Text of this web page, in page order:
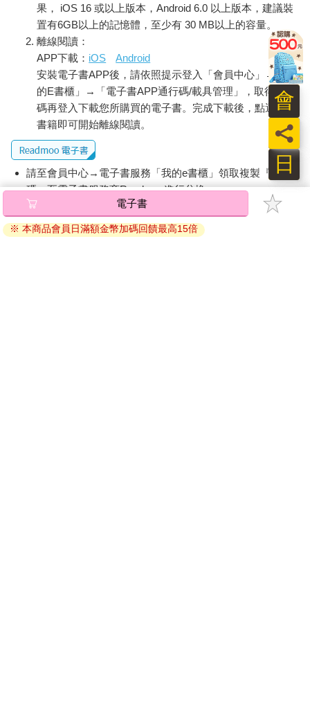
果， iOS 16 或以上版本，Android 6.0 以上版本，建議裝
置有6GB以上的記憶體，至少有 30 MB以上的容量。
離線閱讀：
APP下載： iOS
Android
安裝電子書APP後，請依照提示登入「會員中心」→「我
的E書櫃」→「電子書APP通行碼/載具管理」，取得通行
碼再登入下載您所購買的電子書。完成下載後，點選任一
書籍即可開始離線閱讀。
請至會員中心→電子書服務「我的e書櫃」領取複製『兌換
碼』至電子書服務商Readmoo進行兌換。
退換貨須知：
因版權保護，您在金石堂所購買的電子書僅能以金石堂專屬
電子書
※ 本商品會員日滿額金幣加碼回饋最高15倍
日
員
會